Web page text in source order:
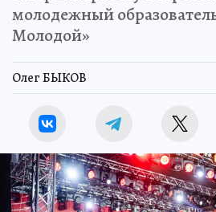
молодежный
Молодой»
Олег БЫКОВ